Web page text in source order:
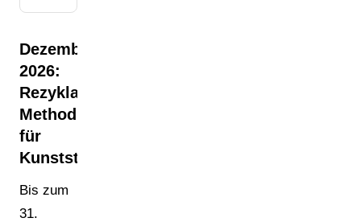
Dezember
2026:
Rezyklatanteil-
Methodik
für
Kunststoff
Bis zum
31.